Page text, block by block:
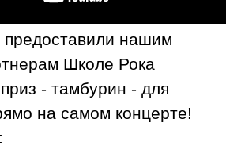
нашим
Школе Рока
- тамбурин - для
на самом концерте!